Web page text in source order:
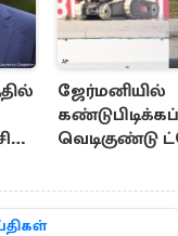
ஜேர்மனியில்
வெடிகுண்டு
எச்சரிக்கை